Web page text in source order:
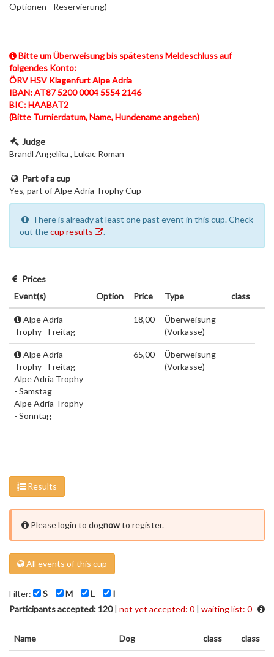
Optionen - Reservierung)
Bitte um Überweisung bis spätestens Meldeschluss auf
folgendes Konto:
ÖRV HSV Klagenfurt Alpe Adria
IBAN: AT87 5200 0004 5554 2146
BIC: HAABAT2
(Bitte Turnierdatum, Name, Hundename angeben)
Judge
Brandl Angelika , Lukac Roman
Part of a cup
Yes, part of Alpe Adria Trophy Cup
There is already at least one past event in this cup. Check
out thecup results .
Prices
Event(s)
Option Price Type class
Alpe Adria
Trophy - Freitag
18,00
Überweisung
(Vorkasse)
Alpe Adria
Trophy - Freitag
Alpe Adria Trophy
- Samstag
Alpe Adria Trophy
- Sonntag
65,00
Überweisung
(Vorkasse)
Results
Please login to dognowto register.
All events of this cup
Filter: S M L
I
Participants accepted: 120| not yet accepted: 0 | waiting list: 0
Name Dog class class